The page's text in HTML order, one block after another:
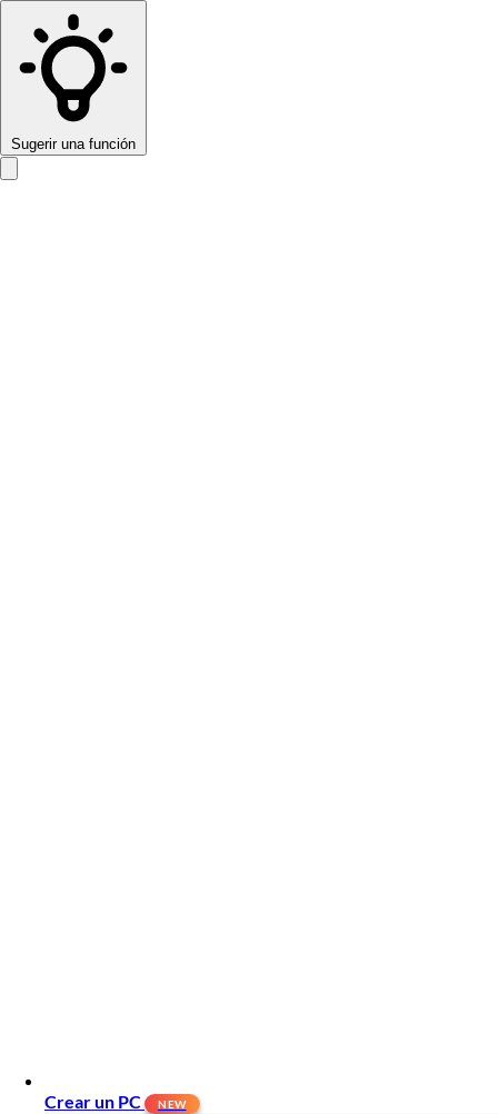
Sugerir una función
Crear un PC NEW